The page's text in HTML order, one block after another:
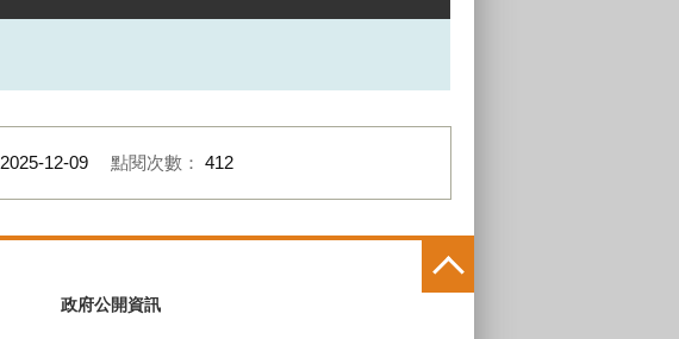
2025-12-09 點閱次數： 412
政府公開資訊